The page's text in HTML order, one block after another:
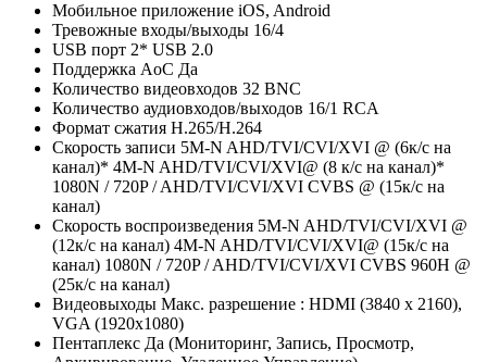
Мобильное приложение iOS, Android
Тревожные входы/выходы 16/4
USB порт 2* USB 2.0
Поддержка AoC Да
Количество видеовходов 32 BNC
Количество аудиовходов/выходов 16/1 RCA
Формат сжатия H.265/H.264
Скорость записи 5M-N AHD/TVI/CVI/XVI @ (6к/с на
канал)* 4M-N AHD/TVI/CVI/XVI@ (8 к/с на канал)*
1080N / 720P / AHD/TVI/CVI/XVI CVBS @ (15к/с на
канал)
Скорость воспроизведения 5M-N AHD/TVI/CVI/XVI @
(12к/с на канал) 4M-N AHD/TVI/CVI/XVI@ (15к/с на
канал) 1080N / 720P / AHD/TVI/CVI/XVI CVBS 960Н @
(25к/с на канал)
Видеовыходы Макс. разрешение : HDMI (3840 x 2160),
VGA (1920х1080)
Пентаплекс Да (Мониторинг, Запись, Просмотр,